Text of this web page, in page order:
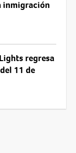
inmigración
regresa
11 de